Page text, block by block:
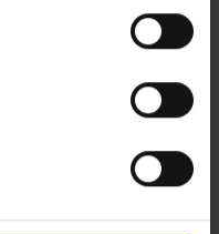
Sólo para usuarios
registrados